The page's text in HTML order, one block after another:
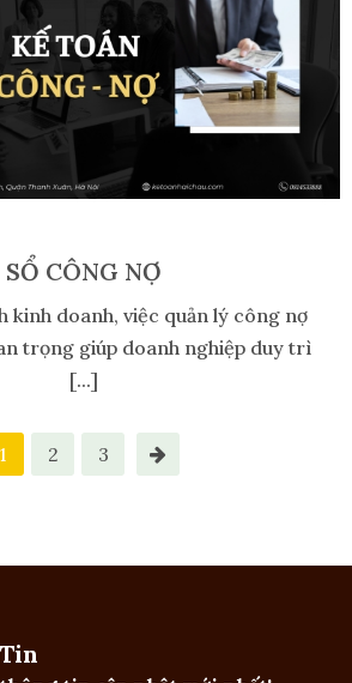
SỔ CÔNG NỢ
doanh, việc quản lý công nợ
trọng giúp doanh nghiệp duy trì
[...]
1 2 3